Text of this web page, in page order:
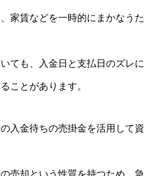
家賃などを一時的にまかなうた
ても、入金日と支払日のズレに
ことがあります。
入金待ちの売掛金を活用して資
売却という性質を持つため、急